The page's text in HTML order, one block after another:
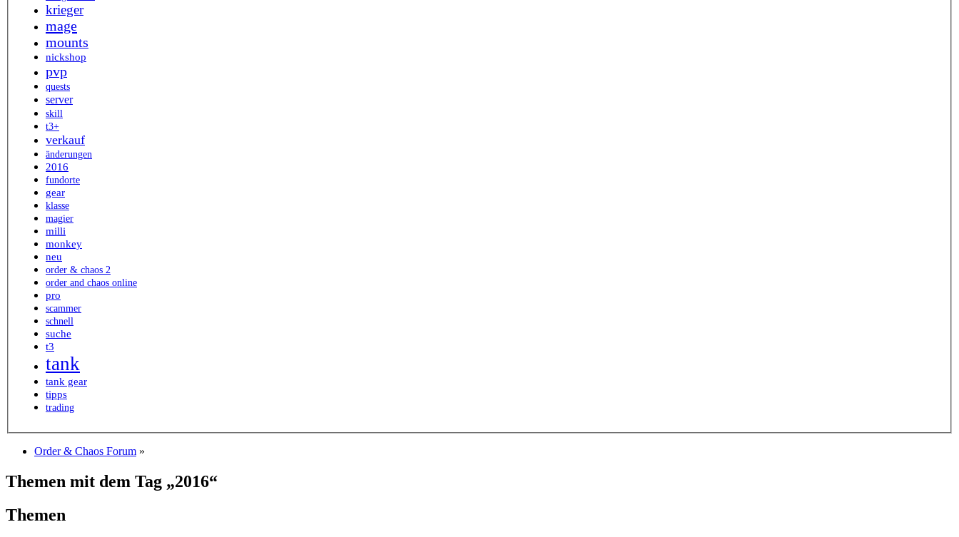
krieger
mage
mounts
nickshop
pvp
quests
server
skill
t3+
verkauf
änderungen
2016
fundorte
gear
klasse
magier
milli
monkey
neu
order & chaos 2
order and chaos online
pro
scammer
schnell
suche
t3
tank
tank gear
tipps
trading
Order & Chaos Forum »
Themen mit dem Tag „2016“
Themen